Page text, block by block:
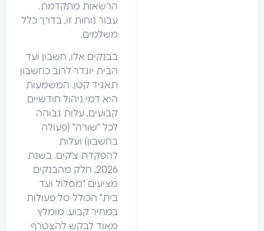
הרשאות מתקדמת.
עבור נוחות זו, בדרך כלל
משלמים.
בבנקים אלו, חשבון ועד
הבית יוגדר לרוב כחשבון
תאגיד קטן. המשמעות
היא דמי ניהול חודשיים
קבועים, עלות גבוהה
לכל "שורה" (פעולה
בחשבון) ועלות
להפקדת צ'קים. בשנת
2026, חלק מהבנקים
מציעים "מסלול ועד
בית" הכולל סל פעולות
במחיר קבוע. מומלץ
מאוד לבקש להצטרף